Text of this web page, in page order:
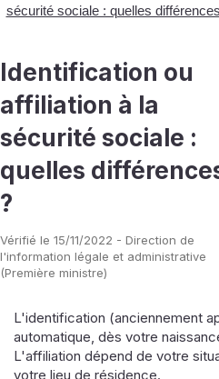
sécurité sociale : quelles
Identification ou
affiliation à la
sécurité sociale :
quelles
?
Vérifié le 15/11/2022 - Direction de
l'information légale et administrative
(Première ministre)
L'identification (anciennement
automatique, dès votre
L'affiliation dépend de votre
votre lieu de résidence.